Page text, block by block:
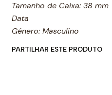
Tamanho de Caixa: 38 mm
Data
Género: Masculino
PARTILHAR ESTE PRODUTO